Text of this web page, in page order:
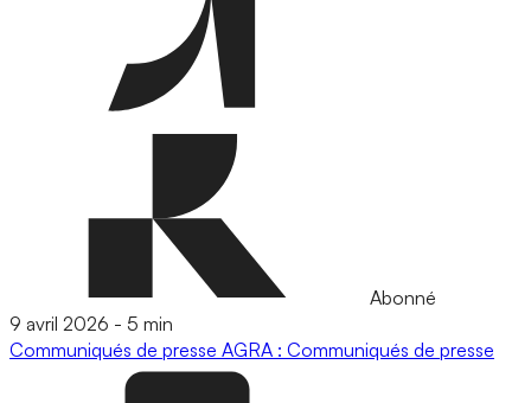
Abonné
9 avril 2026 - 5 min
Communiqués de presse AGRA : Communiqués de presse